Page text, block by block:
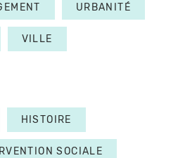
URBANITÉ
VILLE
HISTOIRE
SOCIALE